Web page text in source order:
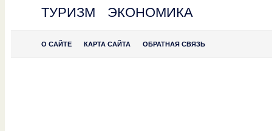
ТУРИЗМ
ЭКОНОМИКА
О САЙТЕ КАРТА САЙТА ОБРАТНАЯ СВЯЗЬ